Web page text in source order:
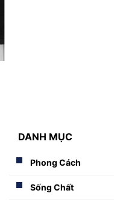
DANH MỤC
Phong Cách
Sống Chất